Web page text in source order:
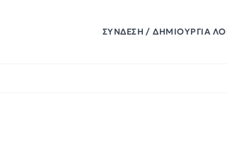
ΣΎΝΔΕΣΗ / ΔΗΜΙΟΥΡΓΊΑ